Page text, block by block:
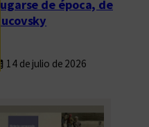
Fugarse de época, de
Rucovsky
14 de julio de 2026